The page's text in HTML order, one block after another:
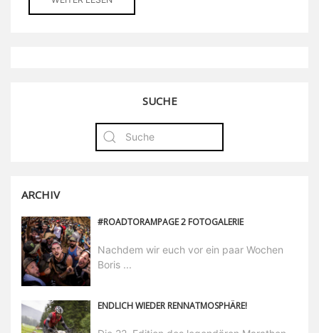
SUCHE
ARCHIV
#ROADTORAMPAGE 2 FOTOGALERIE
Nachdem wir euch vor ein paar Wochen
Boris ...
ENDLICH WIEDER RENNATMOSPHÄRE!